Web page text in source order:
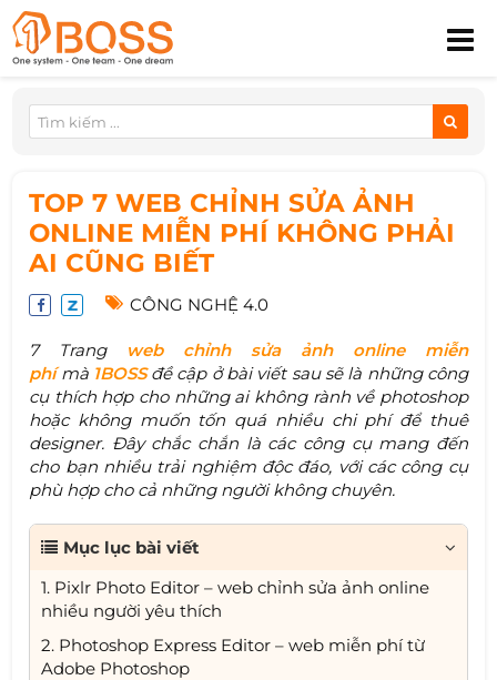
TOP 7 WEB CHỈNH SỬA ẢNH
ONLINE MIỄN PHÍ KHÔNG PHẢI
AI CŨNG BIẾT
CÔNG NGHỆ 4.0
7 Trang
web chỉnh sửa ảnh online miễn
phí mà 1BOSSđề cập ở bài viết sau sẽ là những công
cụ thích hợp cho những ai không rành về photoshop
hoặc không muốn tốn quá nhiều chi phí để thuê
designer. Đây chắc chắn là các công cụ mang đến
cho bạn nhiều trải nghiệm độc đáo, với các công cụ
phù hợp cho cả những người không chuyên.
Mục lục bài viết
1. Pixlr Photo Editor – web chỉnh sửa ảnh online
nhiều người yêu thích
2. Photoshop Express Editor – web miễn phí từ
Adobe Photoshop